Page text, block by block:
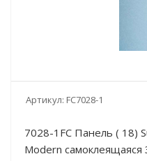
Артикул: FC7028-1
7028-1FC Панель ( 18)
Modern